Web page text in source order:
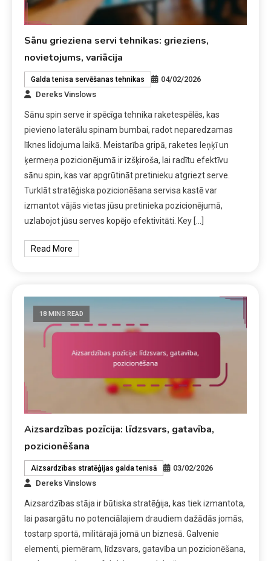
Sānu grieziena servi tehnikas: grieziens,
novietojums, variācija
Galda tenisa servēšanas tehnikas
04/02/2026
Dereks Vinslows
Sānu spin serve ir spēcīga tehnika raketespēlēs, kas
pievieno laterālu spinam bumbai, radot neparedzamas
līknes lidojuma laikā. Meistarība gripā, raketes leņķī un
ķermeņa pozicionējumā ir izšķiroša, lai radītu efektīvu
sānu spin, kas var apgrūtināt pretinieku atgriezt serve.
Turklāt stratēģiska pozicionēšana servisa kastē var
izmantot vājās vietas jūsu pretinieka pozicionējumā,
uzlabojot jūsu serves kopējo efektivitāti. Key […]
Read More
18 MINS READ
Aizsardzības pozīcija: līdzsvars, gatavība,
pozicionēšana
Aizsardzības stratēģijas galda tenisā
03/02/2026
Dereks Vinslows
Aizsardzības stāja ir būtiska stratēģija, kas tiek izmantota,
lai pasargātu no potenciālajiem draudiem dažādās jomās,
tostarp sportā, militārajā jomā un biznesā. Galvenie
elementi, piemēram, līdzsvars, gatavība un pozicionēšana,